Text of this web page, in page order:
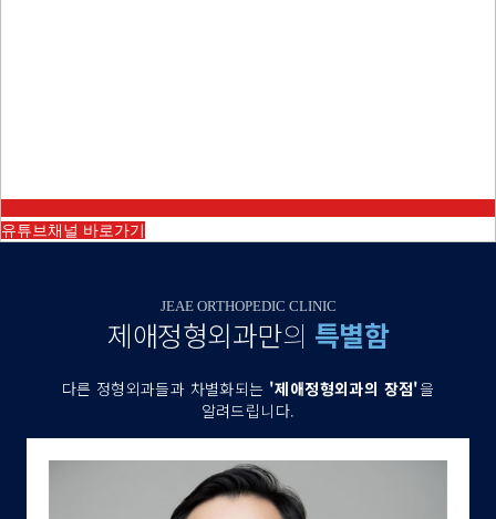
유튜브채널 바로가기
JEAE ORTHOPEDIC CLINIC
제애정형외과만의 특별함
다른 정형외과들과 차별화되는 '제애정형외과의 장점'을
알려드립니다.